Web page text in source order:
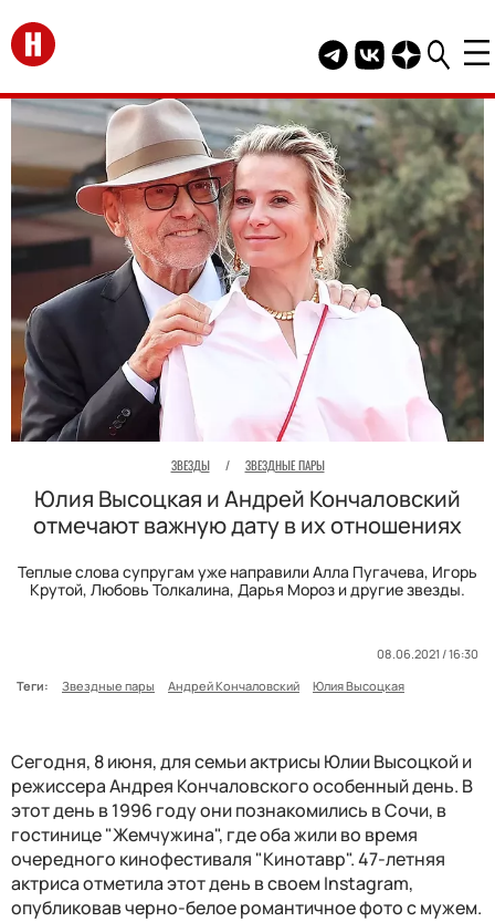
Перейти на главную
Telegram канал
Группа HELLO
Канал
ЗВЕЗДЫ / ЗВЕЗДНЫЕ ПАРЫ
Юлия Высоцкая и Андрей Кончаловский
отмечают важную дату в их отношениях
Теплые слова супругам уже направили Алла Пугачева, Игорь
Крутой, Любовь Толкалина, Дарья Мороз и другие звезды.
08.06.2021 / 16:30
Теги:
Звездные пары Андрей Кончаловский Юлия Высоцкая
Сегодня, 8 июня, для семьи актрисы Юлии Высоцкой и
режиссера Андрея Кончаловского особенный день. В
этот день в 1996 году они познакомились в Сочи, в
гостинице "Жемчужина", где оба жили во время
очередного кинофестиваля "Кинотавр". 47-летняя
актриса отметила этот день в своем Instagram,
опубликовав черно-белое романтичное фото с мужем.